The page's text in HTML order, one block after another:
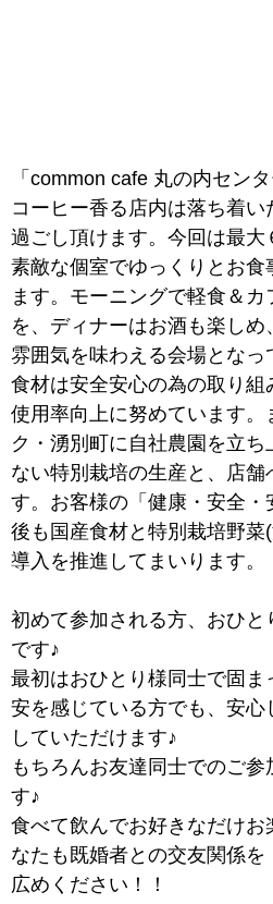
「common cafe 丸の内センタ
コーヒー香る店内は落ち着
過ごし頂けます。今回は最大
素敵な個室でゆっくりとお食
ます。モーニングで軽食＆
を、ディナーはお酒も楽しめ
雰囲気を味わえる会場となっ
食材は安全安心の為の取り
使用率向上に努めています。
ク・湧別町に自社農園を立
ない特別栽培の生産と、店舗
す。お客様の「健康・安全・
後も国産食材と特別栽培野
導入を推進してまいります。
初めて参加される方、おひ
です♪
最初はおひとり様同士で固ま
安を感じている方でも、安
していただけます♪
もちろんお友達同士でのご参
す♪
食べて飲んでお好きなだけお
なたも既婚者との交友関係
広めください！！